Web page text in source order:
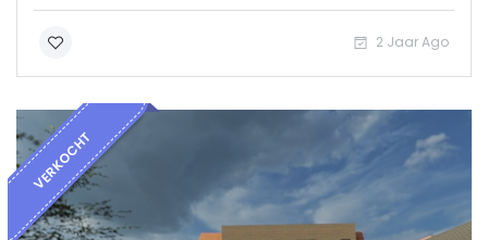
2 Jaar Ago
VERKOCHT